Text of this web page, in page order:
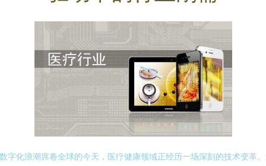
字化浪潮席卷全球的今天，医疗健康领域正经历一场深刻的技术变革